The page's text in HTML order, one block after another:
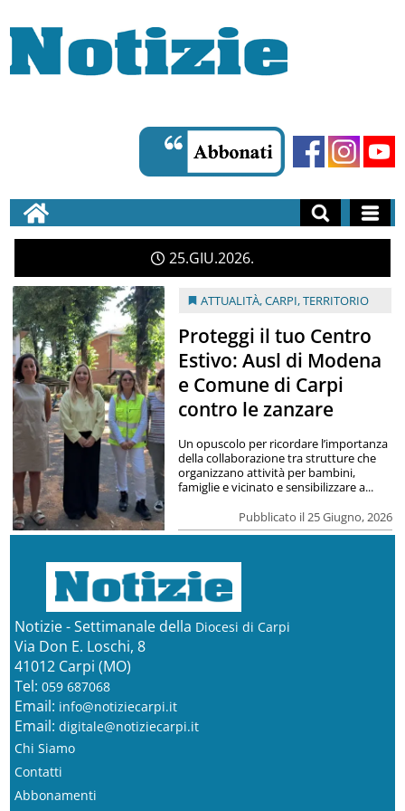
25 GIU 2026
ATTUALITÀ,CARPI,TERRITORIO
Proteggi il tuo Centro
Estivo: Ausl di Modena
e Comune di Carpi
contro le zanzare
Pubblicato il 25 Giugno, 2026
Un opuscolo per ricordare l’importanza
della collaborazione tra strutture che
organizzano attività per bambini,
famiglie e vicinato e sensibilizzare a...
Notizie - Settimanale della Diocesi di Carpi
Via Don E. Loschi, 8
41012 Carpi (MO)
Tel: 059 687068
Email: info@notiziecarpi.it
Email: digitale@notiziecarpi.it
Chi Siamo
Contatti
Abbonamenti